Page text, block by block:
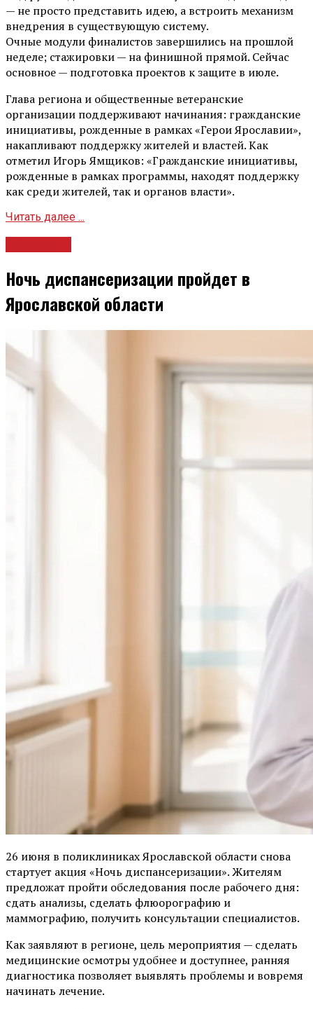
— не просто представить идею, а встроить механизм
внедрения в существующую систему.
Очные модули финалистов завершились на прошлой
неделе; стажировки — на финишной прямой. Сейчас
основное — подготовка проектов к защите в июле.
Глава региона и общественные ветеранские
организации поддерживают начинания: гражданские
инициативы, рожденные в рамках «Герои Ярославии»,
накапливают поддержку жителей и властей. Как
отметил Игорь Ямщиков: «Гражданские инициативы,
рожденные в рамках программы, находят поддержку
как среди жителей, так и органов власти».
Читать далее ...
Ночь диспансеризации пройдет в
Ярославской области
26 июня в поликлиниках Ярославской области снова
стартует акция «Ночь диспансеризации». Жителям
предложат пройти обследования после рабочего дня:
сдать анализы, сделать флюорографию и
маммографию, получить консультации специалистов.
Как заявляют в регионе, цель мероприятия — сделать
медицинские осмотры удобнее и доступнее, ранняя
диагностика позволяет выявлять проблемы и вовремя
начинать лечение.